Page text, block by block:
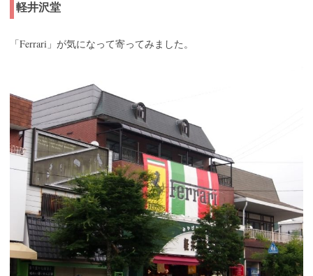
軽井沢堂
「Ferrari 」が気になって寄ってみました。